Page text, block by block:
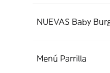
NUEVAS Baby
Menú Parrilla